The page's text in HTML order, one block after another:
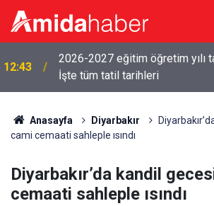
2026-2027 eğitim öğretim yılı
İşte tüm tatil tarihleri
12:19 Diyarbakır-Siverek yolunda
Anasayfa Diyarbakır
cami cemaati sahleple ısındı
Diyarbakır’da kandil
cemaati sahleple ısındı